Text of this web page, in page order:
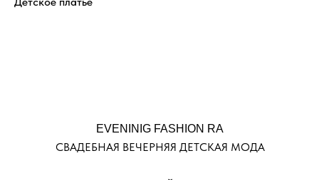
EVENINIG FASHION RA
СВАДЕБНАЯ ВЕЧЕРНЯЯ ДЕТСКАЯ МОДА